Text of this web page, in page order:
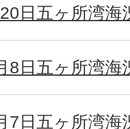
日五ヶ所湾海
8日五ヶ所湾海
7日五ヶ所湾海